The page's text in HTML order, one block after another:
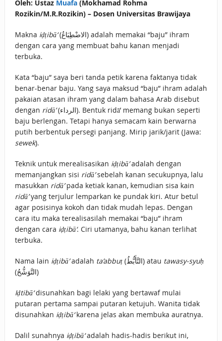
Oleh: Ustaz Muafa(Mokhamad Rohma
Rozikin/M.R.Rozikin) – Dosen Universitas Brawijaya
Makna iḍṭibā‘(الاضْطِبَاعُ) adalah memakai “baju” ihram
dengan cara yang membuat bahu kanan menjadi
terbuka.
Kata “baju” saya beri tanda petik karena faktanya tidak
benar-benar baju. Yang saya maksud “baju” ihram adalah
pakaian atasan ihram yang dalam bahasa Arab disebut
dengan ridā’(الرداء). Bentuk ridā’ memang bukan seperti
baju berlengan. Tetapi hanya semacam kain berwarna
putih berbentuk persegi panjang. Mirip jarik/jarit (Jawa:
sewek).
Teknik untuk merealisasikan iḍṭibā’adalah dengan
memanjangkan sisi ridā’sebelah kanan secukupnya, lalu
masukkan ridā’pada ketiak kanan, kemudian sisa kain
ridā’yang terjulur lemparkan ke pundak kiri. Atur betul
agar posisinya kokoh dan tidak mudah lepas. Dengan
cara itu maka terealisasilah memakai “baju” ihram
dengan cara iḍṭibā‘. Ciri utamanya, bahu kanan terlihat
terbuka.
Nama lain iḍṭibā’adalah ta’abbuṭ (التَّأَبُّطُ) atau tawasy-syuḥ
(التَّوَشُّحُ)
Iḍtibā‘disunahkan bagi lelaki yang bertawaf mulai
putaran pertama sampai putaran ketujuh. Wanita tidak
disunahkan iḍṭibā‘karena jelas akan membuka auratnya.
Dalil sunahnya iḍṭibā‘adalah hadis-hadis berikut ini,